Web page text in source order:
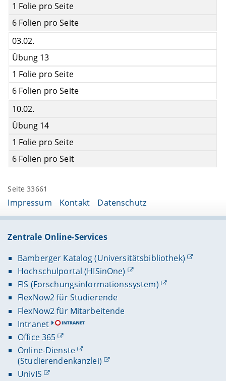
1 Folie pro Seite
6 Folien pro Seite
03.02.
Übung 13
1 Folie pro Seite
6 Folien pro Seite
10.02.
Übung 14
1 Folie pro Seite
6 Folien pro Seit
Seite 33661
Impressum Kontakt Datenschutz
Zentrale Online-Services
Bamberger Katalog (Universitätsbibliothek)
Hochschulportal (HISinOne)
FIS (Forschungsinformationssystem)
FlexNow2 für Studierende
FlexNow2 für Mitarbeitende
Intranet
Office 365
Online-Dienste
(Studierendenkanzlei)
UnivIS